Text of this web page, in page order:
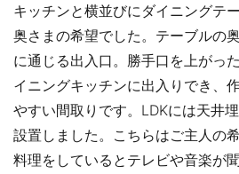
キッチンと横並びにダイニングテ
奥さまの希望でした。テーブルの
に通じる出入口。勝手口を上がっ
イニングキッチンに出入りでき、
やすい間取りです。LDKには天井
設置しました。こちらはご主人の
料理をしているとテレビや音楽が